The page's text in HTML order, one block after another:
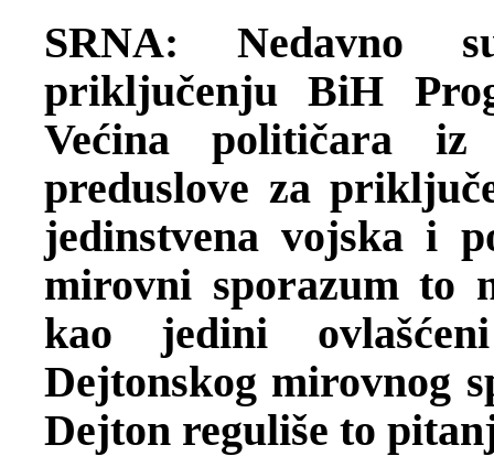
SRNA: Nedavno
priključenju BiH
Većina političara iz
preduslove za
jedinstvena vojska i
mirovni sporazum to
kao jedini
Dejtonskog mirovnog
Dejton reguliše to